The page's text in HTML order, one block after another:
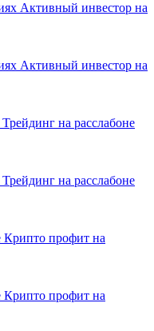
Активный инвестор на
Активный инвестор на
Трейдинг на расслабоне
Трейдинг на расслабоне
Крипто профит на
Крипто профит на